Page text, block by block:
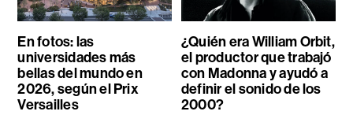
En fotos: las
universidades más
bellas del mundo en
2026, según el Prix
Versailles
¿Quién era William Orbit,
el productor que trabajó
con Madonna y ayudó a
definir el sonido de los
2000?